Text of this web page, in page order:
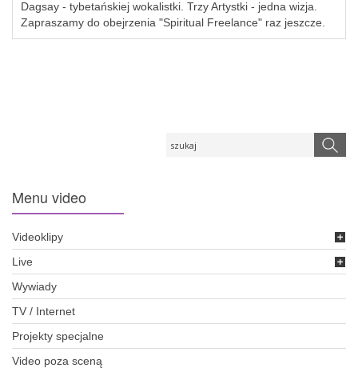
Dagsay - tybetańskiej wokalistki. Trzy Artystki - jedna wizja.
Zapraszamy do obejrzenia "Spiritual Freelance" raz jeszcze.
Menu video
Videoklipy
Live
Wywiady
TV / Internet
Projekty specjalne
Video poza sceną